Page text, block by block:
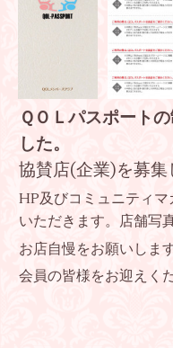
ＱＯＬパスポート
した。
協賛店(企業)を募集
HP及びコミュニティ
いただきます。店舗写
お店自慢をお願いします
会員の皆様をお迎えく